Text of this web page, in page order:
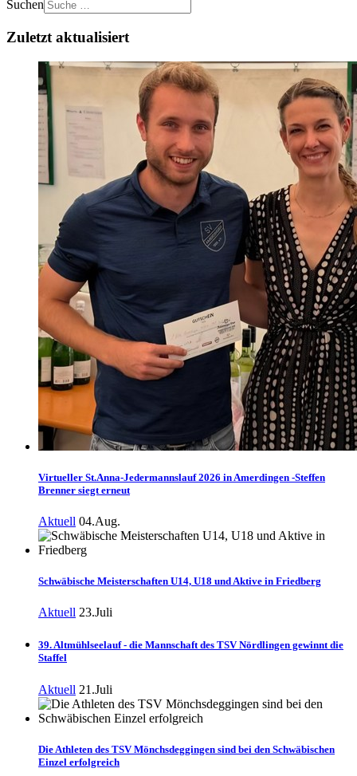
Suchen
Zuletzt aktualisiert
Virtueller St.Anna-Jedermannslauf 2026 in Amerdingen -Steffen
Brenner siegt erneut
Aktuell 04.Aug.
Schwäbische Meisterschaften U14, U18 und Aktive in Friedberg
Aktuell 23.Juli
39. Altmühlseelauf - die Mannschaft des TSV Nördlingen gewinnt die
Staffel
Aktuell 21.Juli
Die Athleten des TSV Mönchsdeggingen sind bei den Schwäbischen
Einzel erfolgreich